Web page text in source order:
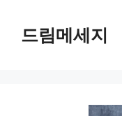
드림메세지